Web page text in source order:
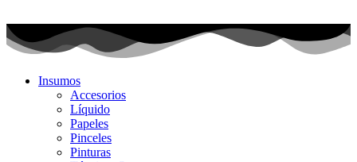
Insumos
Accesorios
Líquido
Papeles
Pinceles
Pinturas